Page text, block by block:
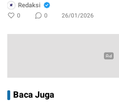
Redaksi
0 0 26/01/2026
Baca Juga